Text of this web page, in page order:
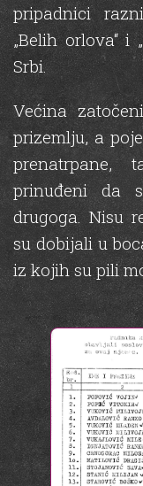
pripadnici
„Belih orlova“ i
Srbi.
Većina
prizemlju, a
prinuđeni da
drugoga. Nisu
su dobijali u
iz kojih su pili